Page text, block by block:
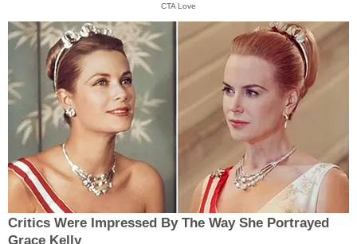
CTA Love
Critics Were Impressed By The Way She Portrayed
Grace Kelly